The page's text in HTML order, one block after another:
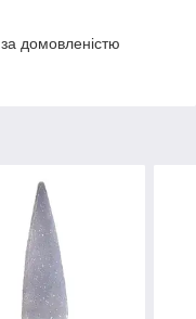
домовленістю